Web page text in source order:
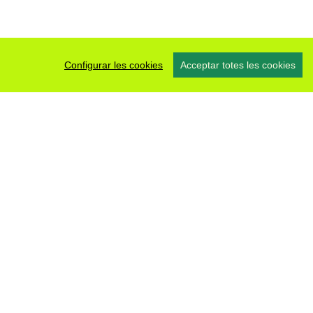
Configurar les cookies Acceptar totes les cookies